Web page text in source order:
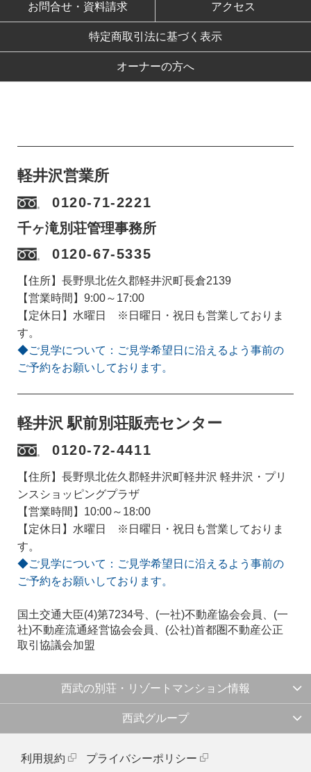
お問合せ・資料請求 アクセス
特定商取引法に基づく表示
オーナーの方へ
軽井沢営業所
0120-71-2221
千ヶ滝別荘管理事務所
0120-67-5335
【住所】長野県北佐久郡軽井沢町長倉2139
【営業時間】9:00～17:00
【定休日】水曜日 ※日曜日・祝日も営業しておりま
す。
◆ご見学について：ご見学希望日に沿えるよう事前の
ご予約をお願いしております。
軽井沢 駅前別荘販売センター
0120-72-4411
【住所】長野県北佐久郡軽井沢町軽井沢 軽井沢・プリ
ンスショッピングプラザ
【営業時間】10:00～18:00
【定休日】水曜日 ※日曜日・祝日も営業しておりま
す。
◆ご見学について：ご見学希望日に沿えるよう事前の
ご予約をお願いしております。
国土交通大臣(4)第7234号、(一社)不動産協会会員、(一
社)不動産流通経営協会会員、(公社)首都圏不動産公正
取引協議会加盟
西武の別荘・リゾートマンション情報
西武グループ
利用規約 プライバシーポリシー